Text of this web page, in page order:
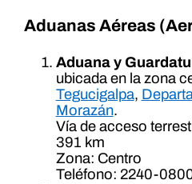
Aduanas Aéreas
Aduana y
ubicada en la zona
Tegucigalpa,
Morazán.
Vía de acceso
391 km
Zona: Centro
Teléfono: 2240-